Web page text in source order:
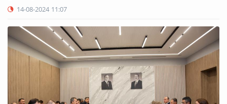
14-08-2024 11:07